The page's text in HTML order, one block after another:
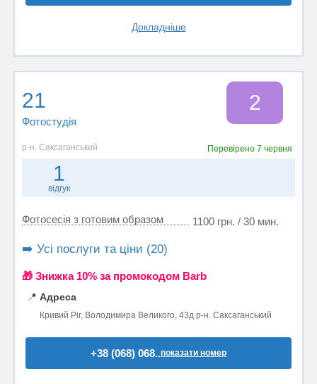
Докладніше
21
Фотостудiя
2
р-н. Саксаганський Перевірено 7 червня
1
відгук
Фотосесія з готовим образом 1100 грн. / 30 мин.
➡️ Усі послуги та ціни (20)
🎁 Знижка 10% за промокодом Barb
📍 Адреса
Кривий Ріг, Володимира Великого, 43д р-н. Саксаганський
+38 (068) 068..показати номер